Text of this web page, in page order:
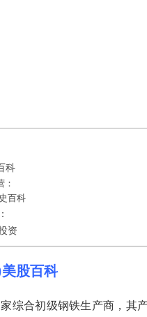
科
百科
资
股百科
综合初级钢铁生产商，其